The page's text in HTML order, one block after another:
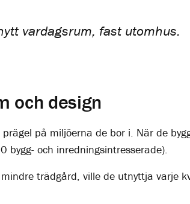
vardagsrum, fast utomhus.
och design
på miljöerna de bor i. När de
och inredningsintresserade).
trädgård, ville de utnyttja varje